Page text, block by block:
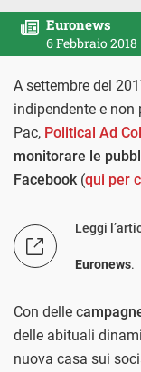
Euronews
6 Febbraio 2018
A settembre del
indipendente e
Pac, Political Ad
monitorare le
Facebook (qui per
Leggi
Euronews.
Con delle c
delle abituali
nuova casa sui